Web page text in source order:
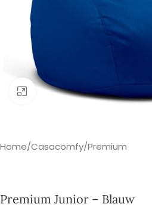
Klik om te vergroten
Home/Casacomfy/Premium
Premium Junior – Blauw